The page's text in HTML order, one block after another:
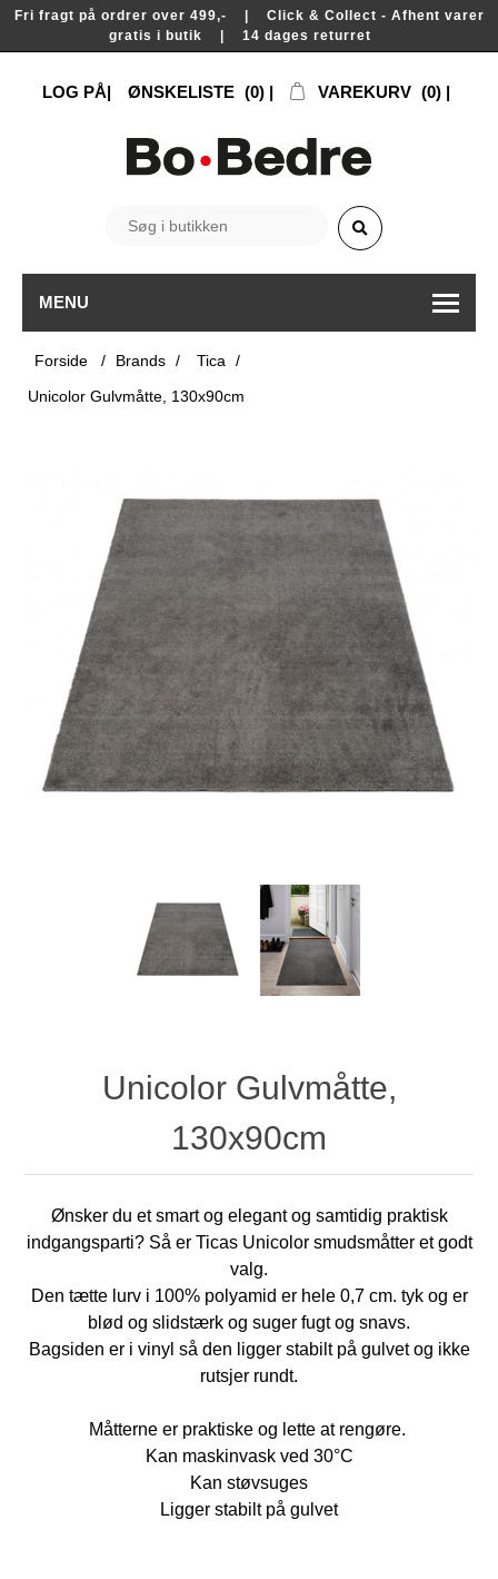
Fri fragt på ordrer over 499,- | Click & Collect - Afhent varer
gratis i butik | 14 dages returret
LOG PÅ ØNSKELISTE (0) VAREKURV (0)
MENU
Forside / Brands / Tica
/
Unicolor Gulvmåtte, 130x90cm
Unicolor Gulvmåtte,
130x90cm
Ønsker du et smart og elegant og samtidig praktisk
indgangsparti? Så er Ticas Unicolor smudsmåtter et godt
valg.
Den tætte lurv i 100% polyamid er hele 0,7 cm. tyk og er
blød og slidstærk og suger fugt og snavs.
Bagsiden er i vinyl så den ligger stabilt på gulvet og ikke
rutsjer rundt.
Måtterne er praktiske og lette at rengøre.
Kan maskinvask ved 30°C
Kan støvsuges
Ligger stabilt på gulvet